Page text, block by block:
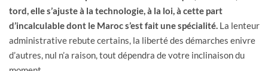
tord, elle s’ajuste à la technologie, à la loi, à cette part
d’incalculable dont le Maroc s’est fait une spécialité. La lenteur
administrative rebute certains, la liberté des démarches enivre
d’autres, nul n’a raison, tout dépendra de votre inclinaison du